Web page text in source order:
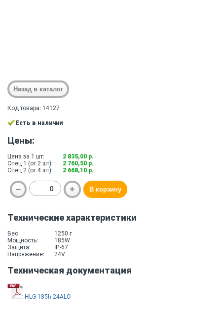
Код товара: 14127
Есть в наличии
Цены:
Цена за 1 шт:
2 835,00 р.
Спец 1 (от 2 шт):
2 760,50 р.
Спец 2 (от 4 шт):
2 668,10 р.
Технические характеристики
Вес
1250 г
Мощность:
185W
Защита:
IP-67
Напряжение:
24V
Техническая документация
HLG-185h-24ALO